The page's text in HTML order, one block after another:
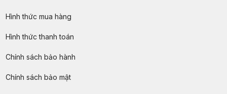
Hình thức mua hàng
Hình thức thanh toán
Chính sách bảo hành
Chính sách bảo mật